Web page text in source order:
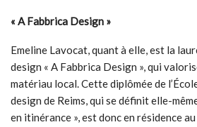
« A Fabbrica Design »
Emeline Lavocat, quant à elle, est la
design « A Fabbrica Design », qui
matériau local. Cette diplômée de
design de Reims, qui se définit elle-
en itinérance », est donc en résidence